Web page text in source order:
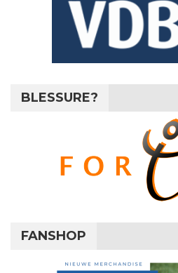
BLESSURE?
FANSHOP